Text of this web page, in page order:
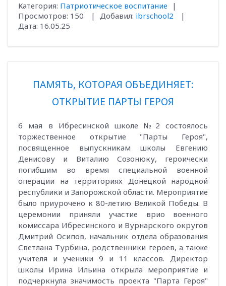
Категория: Патриотическое воспитание
|
Просмотров: 150 | Добавил: ibrschool2
|
Дата: 16.05.25
ПАМЯТЬ, КОТОРАЯ ОБЪЕДИНЯЕТ:
ОТКРЫТИЕ ПАРТЫ ГЕРОЯ
6 мая в Ибресинской школе №2 состоялось
торжественное открытие "Парты Героя",
посвященное выпускникам школы Евгению
Денисову и Виталию Созонюку, героически
погибшим во время специальной военной
операции на территориях Донецкой народной
республики и Запорожской области. Мероприятие
было приурочено к 80-летию Великой Победы. В
церемонии приняли участие врио военного
комиссара Ибресинского и Вурнарского округов
Дмитрий Осипов, начальник отдела образования
Светлана Турбина, родственники героев, а также
учителя и ученики 9 и 11 классов. Директор
школы Ирина Ильина открыла мероприятие и
подчеркнула значимость проекта "Парта Героя"